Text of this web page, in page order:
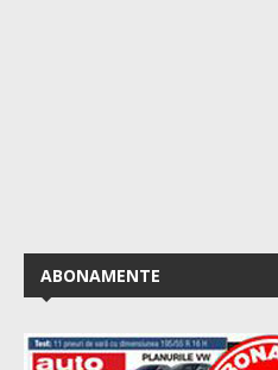
ABONAMENTE